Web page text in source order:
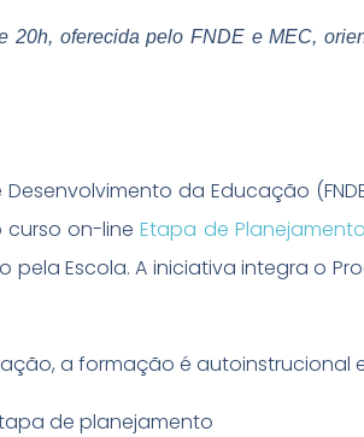
20h, oferecida pelo FNDE e MEC,
da Educação
curso on-lineEtapa de
pela Escola. A iniciativa integra o
a formação é autoinstrucional
de planejamento